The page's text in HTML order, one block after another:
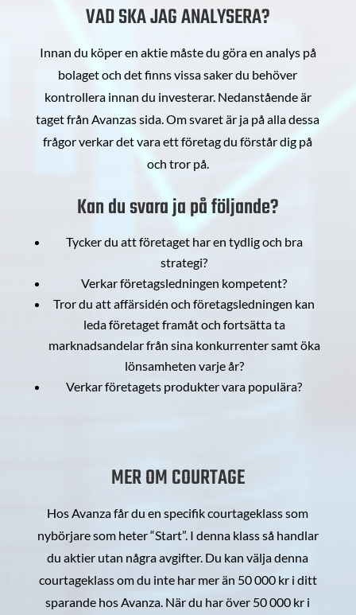
VAD SKA JAG ANALYSERA?
Innan du köper en aktie måste du göra en analys på
bolaget och det finns vissa saker du behöver
kontrollera innan du investerar. Nedanstående är
taget från Avanzas sida. Om svaret är ja på alla dessa
frågor verkar det vara ett företag du förstår dig på
och tror på.
Kan du svara ja på följande?
Tycker du att företaget har en tydlig och bra
strategi?
Verkar företagsledningen kompetent?
Tror du att affärsidén och företagsledningen kan
leda företaget framåt och fortsätta ta
marknadsandelar från sina konkurrenter samt öka
lönsamheten varje år?
Verkar företagets produkter vara populära?
MER OM COURTAGE
Hos Avanza får du en specifik courtageklass som
nybörjare som heter “Start”. I denna klass så handlar
du aktier utan några avgifter. Du kan välja denna
courtageklass om du inte har mer än 50 000 kr i ditt
sparande hos Avanza. När du har över 50 000 kr i